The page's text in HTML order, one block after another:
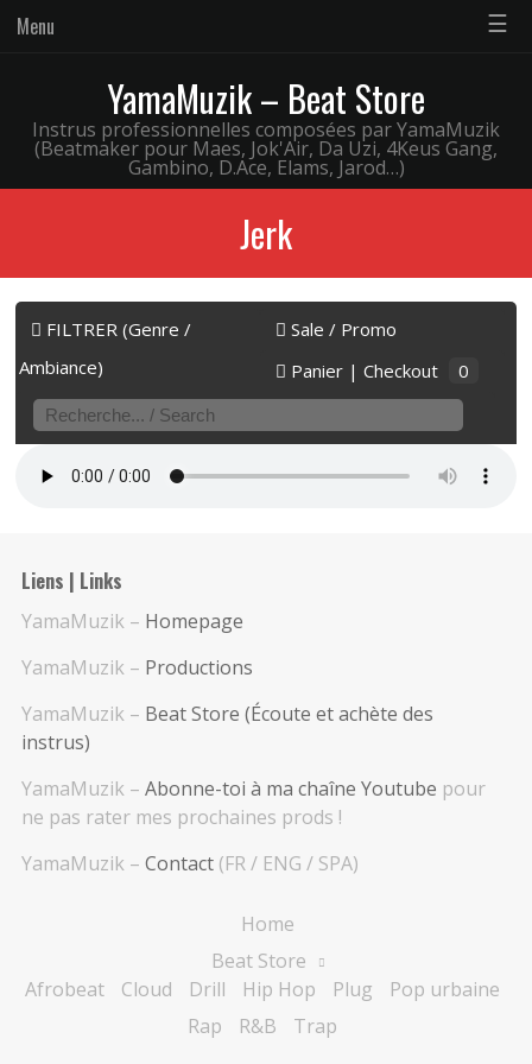
Menu ☰
YamaMuzik – Beat Store
Instrus professionnelles composées par YamaMuzik
(Beatmaker pour Maes, Jok'Air, Da Uzi, 4Keus Gang,
Gambino, D.Ace, Elams, Jarod…)
Jerk
FILTRER (Genre /
Ambiance)
Sale / Promo
Panier | Checkout
0
Liens | Links
YamaMuzik – Homepage
YamaMuzik – Productions
YamaMuzik – Beat Store (Écoute et achète des
instrus)
YamaMuzik – Abonne-toi à ma chaîne Youtube pour
ne pas rater mes prochaines prods !
YamaMuzik – Contact(FR / ENG / SPA)
Home
Beat Store
Afrobeat
Cloud Drill Hip Hop Plug
Pop urbaine
Rap
R&B
Trap